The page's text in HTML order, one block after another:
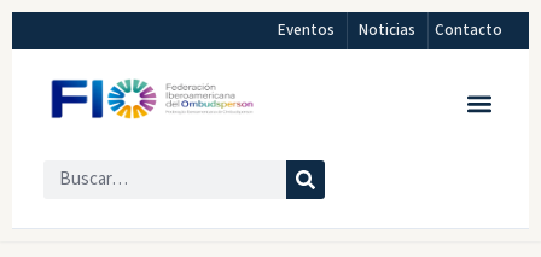
Eventos Noticias Contacto